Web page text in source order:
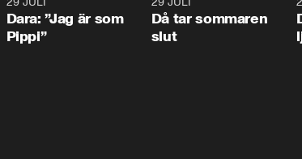
Dara: ”Jag är som
Pippi”
Då tar sommaren
slut